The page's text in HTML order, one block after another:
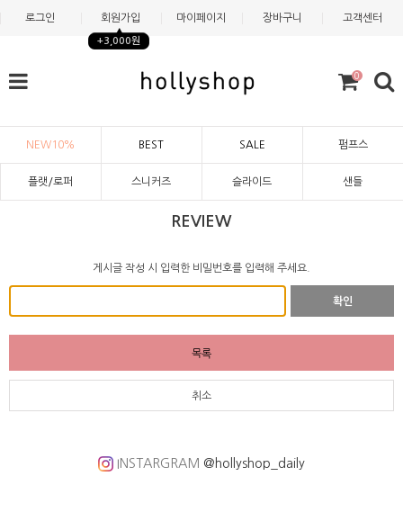
로그인 회원가입
+3,000원
마이페이지 장바구니 고객센터
0
NEW10% BEST SALE 펌프스
플랫/로퍼 스니커즈 슬라이드 샌들
REVIEW
게시글 작성 시 입력한 비밀번호를 입력해 주세요.
확인
목록
취소
INSTARGRAM @hollyshop_daily